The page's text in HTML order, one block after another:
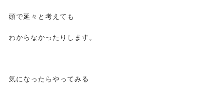
頭で延々と考えても
わからなかったりします。
気になったらやってみる